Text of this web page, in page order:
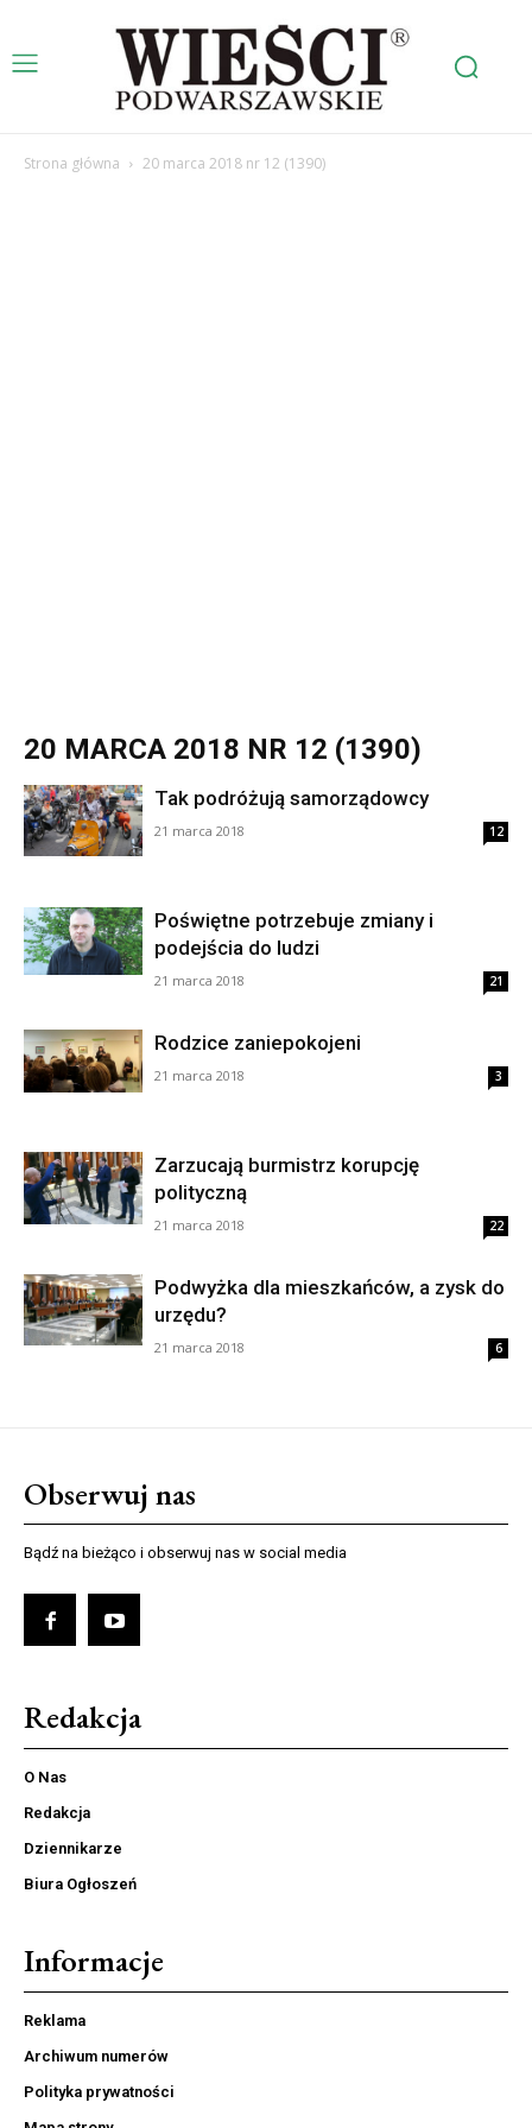
Strona główna 20 marca 2018 nr 12 (1390)
20 MARCA 2018 NR 12 (1390)
Tak podróżują samorządowcy
21 marca 2018 12
Poświętne potrzebuje zmiany i
podejścia do ludzi
21 marca 2018 21
Rodzice zaniepokojeni
21 marca 2018 3
Zarzucają burmistrz korupcję
polityczną
21 marca 2018 22
Podwyżka dla mieszkańców, a zysk do
urzędu?
21 marca 2018 6
Obserwuj nas
Bądź na bieżąco i obserwuj nas w social media
Redakcja
O Nas
Redakcja
Dziennikarze
Biura Ogłoszeń
Informacje
Reklama
Archiwum numerów
Polityka prywatności